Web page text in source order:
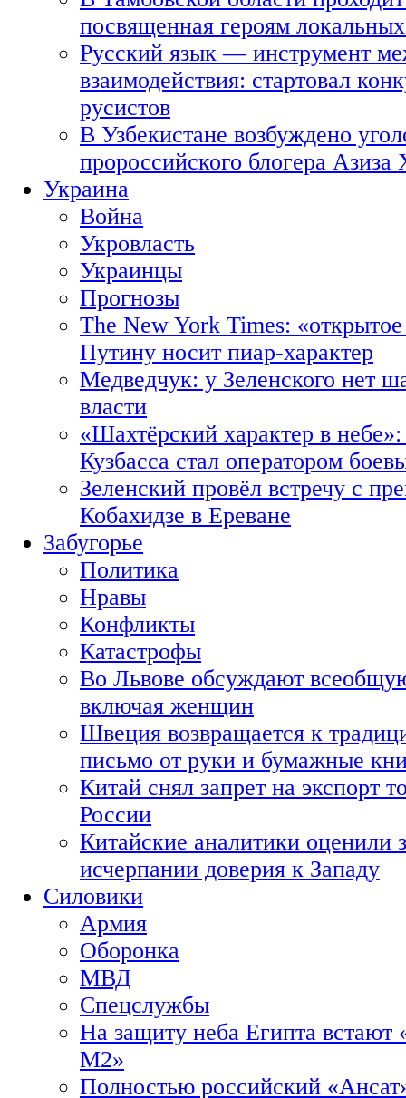
посвященная героям
Русский язык — инструмент
взаимодействия: стартовал
русистов
В Узбекистане возбуждено
пророссийского блогера Азиза
Украина
Война
Укровласть
Украинцы
Прогнозы
The New York Times:
Путину носит пиар-характер
Медведчук: у Зеленского нет
власти
«Шахтёрский характер в
Кузбасса стал оператором
Зеленский провёл встречу с
Кобахидзе в Ереване
Забугорье
Политика
Нравы
Конфликты
Катастрофы
Во Львове обсуждают
включая женщин
Швеция возвращается к
письмо от руки и бумажные
Китай снял запрет на экспорт
России
Китайские аналитики оценили
исчерпании доверия к Западу
Силовики
Армия
Оборонка
МВД
Спецслужбы
На защиту неба Египта встают
М2»
Полностью российский